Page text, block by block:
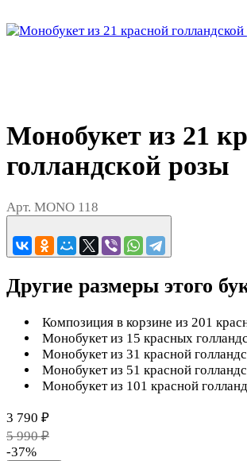
Монобукет из 21
голландской розы
Арт. MONO 118
Другие размеры этого
Композиция в корзине из 201
Монобукет из 15 красных
Монобукет из 31 красной
Монобукет из 51 красной
Монобукет из 101 красной
3 790 ₽
5 990 ₽
-37%